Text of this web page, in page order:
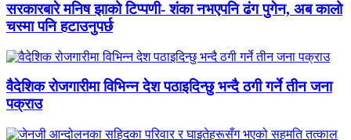
सरकारबारे मनिष झाको टिप्पणी- शंका नभएपनि ढंग पुगेन, अब कालो
चस्मा पनि हटाउनुपर्छ
वैदेशिक रोजगारीमा विभिन्न देश पठाइदिन्छु भन्दै ठगी गर्ने तीन जना
पक्राउ